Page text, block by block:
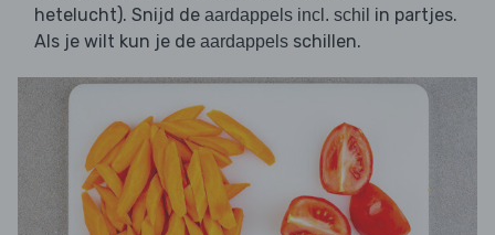
hetelucht). Snijd de aardappels incl. schil in partjes.
Als je wilt kun je de aardappels schillen.